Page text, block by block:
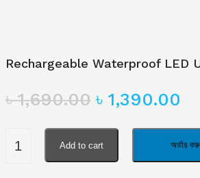
Rechargeable Waterproof LED
৳1,690.00 ৳ 1,390.00
অর্ডার
Add to cart